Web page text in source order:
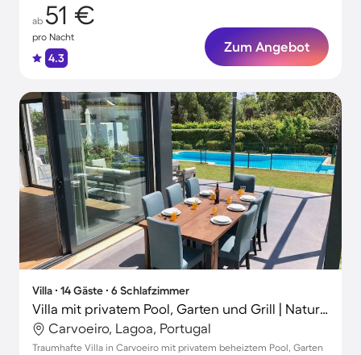
ab 51 €
pro Nacht
4.3
Zum Angebot
Villa ∙ 14 Gäste ∙ 6 Schlafzimmer
Villa mit privatem Pool, Garten und Grill | Naturblick
Carvoeiro, Lagoa, Portugal
Traumhafte Villa in Carvoeiro mit privatem beheiztem Pool, Garten